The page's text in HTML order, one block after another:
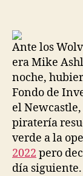
Ante los
era Mike
noche,
Fondo de
el
piratería
verde a la
2022 pero
día siguiente.